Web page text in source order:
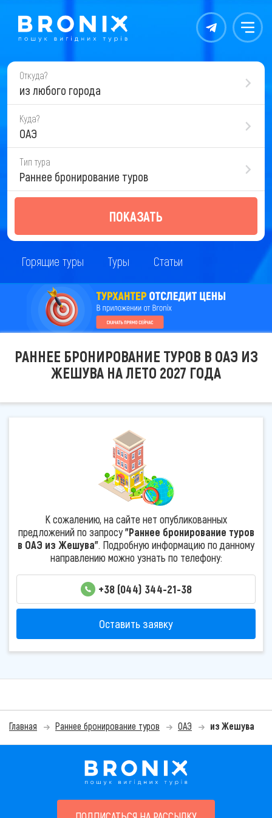
Контакты Меню
Откуда?
из любого города
Куда?
ОАЭ
Тип тура
Раннее бронирование туров
ПОКАЗАТЬ
Горящие туры Туры Статьи
РАННЕЕ БРОНИРОВАНИЕ ТУРОВ В ОАЭ ИЗ
ЖЕШУВА НА ЛЕТО 2027 ГОДА
К сожалению, на сайте нет опубликованных
предложений по запросу"Раннее бронирование туров
в ОАЭ из Жешува". Подробную информацию по данному
направлению можно узнать по телефону:
+38 (044) 344-21-38
Оставить заявку
Главная Раннее бронирование туров ОАЭ из Жешува